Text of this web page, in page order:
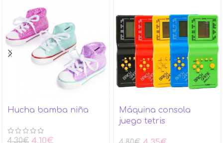
Hucha bamba niña
4,10€
Máquina consola
juego tetris